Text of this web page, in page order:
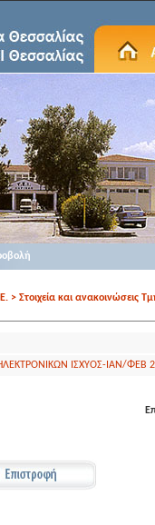
Στοιχεία και ανακοινώσεις
ΙΣΧΥΟΣ-ΙΑΝ/ΦΕΒ